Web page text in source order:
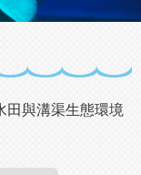
田與溝渠生態環境